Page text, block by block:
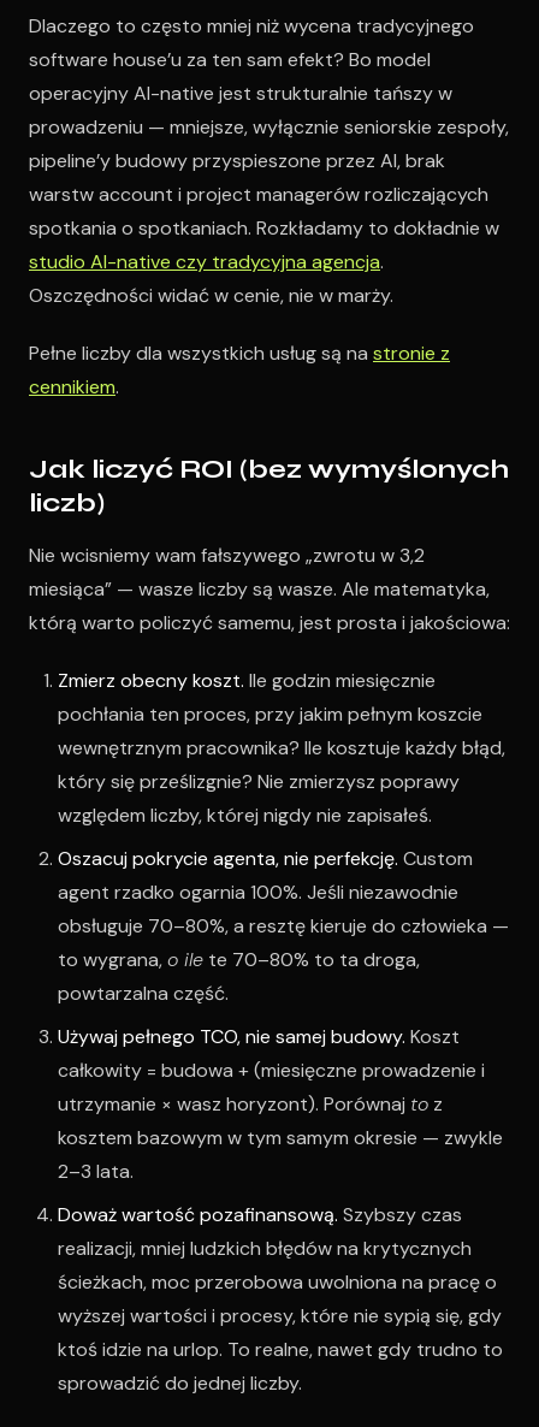
Dlaczego to często mniej niż wycena tradycyjnego
software house’u za ten sam efekt? Bo model
operacyjny AI-native jest strukturalnie tańszy w
prowadzeniu — mniejsze, wyłącznie seniorskie zespoły,
pipeline’y budowy przyspieszone przez AI, brak
warstw account i project managerów rozliczających
spotkania o spotkaniach. Rozkładamy to dokładnie w
studio AI-native czy tradycyjna agencja.
Oszczędności widać w cenie, nie w marży.
Pełne liczby dla wszystkich usług są na stronie z
cennikiem.
Jak liczyć ROI (bez wymyślonych
liczb)
Nie wcisniemy wam fałszywego „zwrotu w 3,2
miesiąca” — wasze liczby są wasze. Ale matematyka,
którą warto policzyć samemu, jest prosta i jakościowa:
Zmierz obecny koszt. Ile godzin miesięcznie
pochłania ten proces, przy jakim pełnym koszcie
wewnętrznym pracownika? Ile kosztuje każdy błąd,
który się prześlizgnie? Nie zmierzysz poprawy
względem liczby, której nigdy nie zapisałeś.
Oszacuj pokrycie agenta, nie perfekcję. Custom
agent rzadko ogarnia 100%. Jeśli niezawodnie
obsługuje 70–80%, a resztę kieruje do człowieka —
to wygrana,o ile te 70–80% to ta droga,
powtarzalna część.
Używaj pełnego TCO, nie samej budowy. Koszt
całkowity = budowa + (miesięczne prowadzenie i
utrzymanie × wasz horyzont). Porównaj to z
kosztem bazowym w tym samym okresie — zwykle
2–3 lata.
Doważ wartość pozafinansową. Szybszy czas
realizacji, mniej ludzkich błędów na krytycznych
ścieżkach, moc przerobowa uwolniona na pracę o
wyższej wartości i procesy, które nie sypią się, gdy
ktoś idzie na urlop. To realne, nawet gdy trudno to
sprowadzić do jednej liczby.